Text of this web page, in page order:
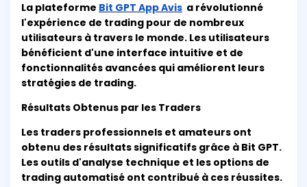
La plateforme Bit GPT App Avis a révolutionné
l'expérience de trading pour de nombreux
utilisateurs à travers le monde. Les utilisateurs
bénéficient d'une interface intuitive et de
fonctionnalités avancées qui améliorent leurs
stratégies de trading.
Résultats Obtenus par les Traders
Les traders professionnels et amateurs ont
obtenu des résultats significatifs grâce à Bit GPT.
Les outils d'analyse technique et les options de
trading automatisé ont contribué à ces réussites.